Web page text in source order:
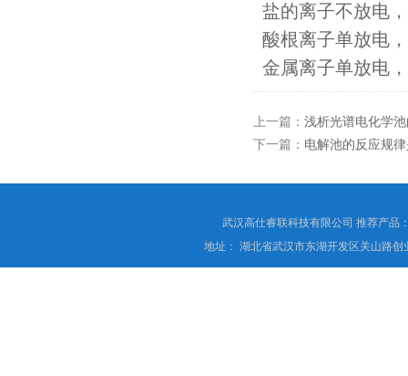
盐的离子不放电
酸根离子单放电
金属离子单放电
上一篇： 浅析光谱电化学
下一篇： 电解池的反应规
武汉高仕睿联科技有限公司 推荐产品
地址： 湖北省武汉市东湖开发区关山路